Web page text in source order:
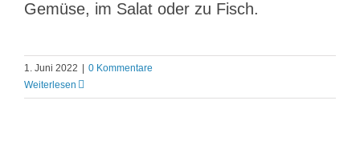
Gemüse, im Salat oder zu Fisch.
1. Juni 2022
0 Kommentare
Weiterlesen